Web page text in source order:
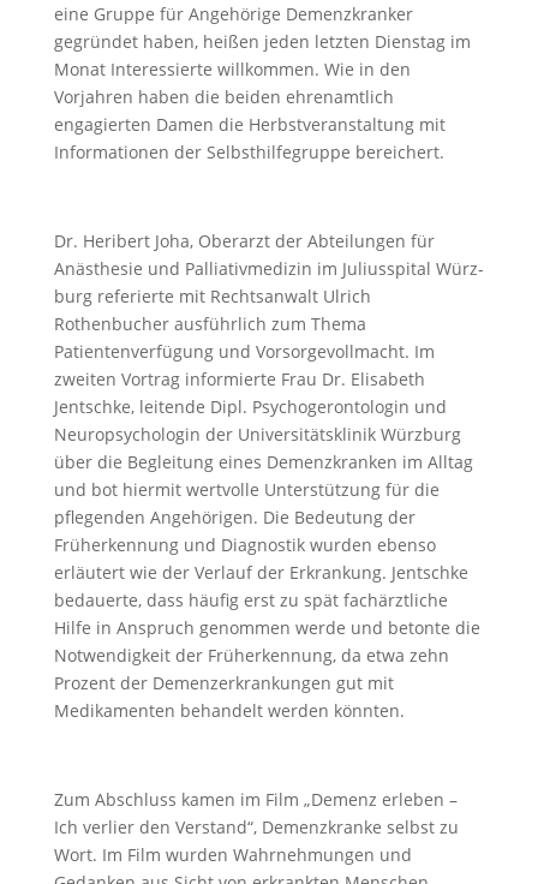
eine Gruppe für Angehörige Demenzkranker
gegründet haben, heißen jeden letzten Dienstag im
Monat Interessierte willkommen. Wie in den
Vorjahren haben die beiden ehrenamtlich
engagierten Damen die Herbstveranstaltung mit
Informationen der Selbsthilfegruppe bereichert.
Dr. Heribert Joha, Oberarzt der Abteilungen für
Anästhesie und Palliativmedizin im Juliusspital Würz­
burg referierte mit Rechtsanwalt Ulrich
Rothenbucher ausführlich zum Thema
Patientenverfü­gung und Vorsorgevollmacht. Im
zweiten Vortrag informierte Frau Dr. Elisabeth
Jentschke, leitende Dipl. Psychogerontologin und
Neuropsychologin der Universitätsklinik Würzburg
über die Begleitung eines Demenzkranken im Alltag
und bot hiermit wertvolle Unterstützung für die
pflegenden Angehörigen. Die Bedeutung der
Früherkennung und Diagnostik wurden ebenso
erläutert wie der Verlauf der Erkrankung. Jentschke
bedauerte, dass häufig erst zu spät fachärztliche
Hilfe in Anspruch genommen werde und betonte die
Notwendigkeit der Früherkennung, da etwa zehn
Prozent der Demenzerkrankungen gut mit
Medikamen­ten behandelt werden könnten.
Zum Abschluss kamen im Film „Demenz erleben –
Ich verlier den Verstand“, Demenzkranke selbst zu
Wort. Im Film wurden Wahrnehmungen und